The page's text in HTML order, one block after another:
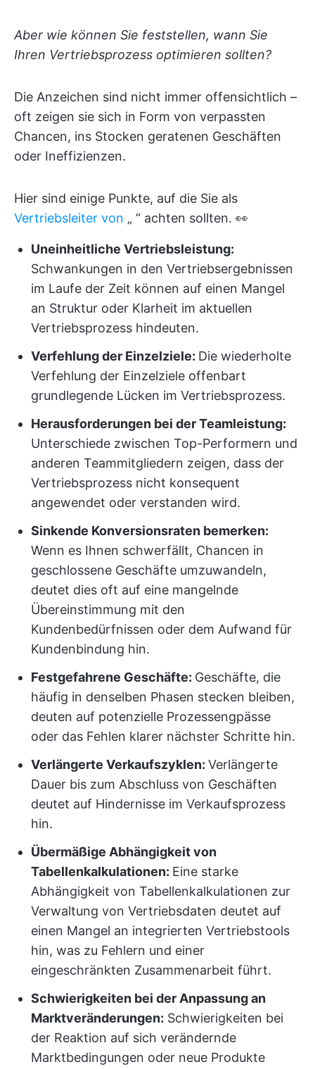
Aber wie können Sie feststellen, wann Sie
Ihren Vertriebsprozess optimieren sollten?
Die Anzeichen sind nicht immer offensichtlich –
oft zeigen sie sich in Form von verpassten
Chancen, ins Stocken geratenen Geschäften
oder Ineffizienzen.
Hier sind einige Punkte, auf die Sie als
Vertriebsleiter von „ “ achten sollten. 👀
Uneinheitliche Vertriebsleistung:
Schwankungen in den Vertriebsergebnissen
im Laufe der Zeit können auf einen Mangel
an Struktur oder Klarheit im aktuellen
Vertriebsprozess hindeuten.
Verfehlung der Einzelziele: Die wiederholte
Verfehlung der Einzelziele offenbart
grundlegende Lücken im Vertriebsprozess.
Herausforderungen bei der Teamleistung:
Unterschiede zwischen Top-Performern und
anderen Teammitgliedern zeigen, dass der
Vertriebsprozess nicht konsequent
angewendet oder verstanden wird.
Sinkende Konversionsraten bemerken:
Wenn es Ihnen schwerfällt, Chancen in
geschlossene Geschäfte umzuwandeln,
deutet dies oft auf eine mangelnde
Übereinstimmung mit den
Kundenbedürfnissen oder dem Aufwand für
Kundenbindung hin.
Festgefahrene Geschäfte: Geschäfte, die
häufig in denselben Phasen stecken bleiben,
deuten auf potenzielle Prozessengpässe
oder das Fehlen klarer nächster Schritte hin.
Verlängerte Verkaufszyklen: Verlängerte
Dauer bis zum Abschluss von Geschäften
deutet auf Hindernisse im Verkaufsprozess
hin.
Übermäßige Abhängigkeit von
Tabellenkalkulationen: Eine starke
Abhängigkeit von Tabellenkalkulationen zur
Verwaltung von Vertriebsdaten deutet auf
einen Mangel an integrierten Vertriebstools
hin, was zu Fehlern und einer
eingeschränkten Zusammenarbeit führt.
Schwierigkeiten bei der Anpassung an
Marktveränderungen: Schwierigkeiten bei
der Reaktion auf sich verändernde
Marktbedingungen oder neue Produkte